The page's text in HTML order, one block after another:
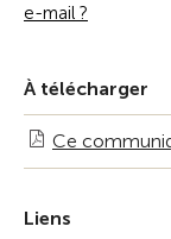
e-mail ?
À télécharger
Ce
Liens